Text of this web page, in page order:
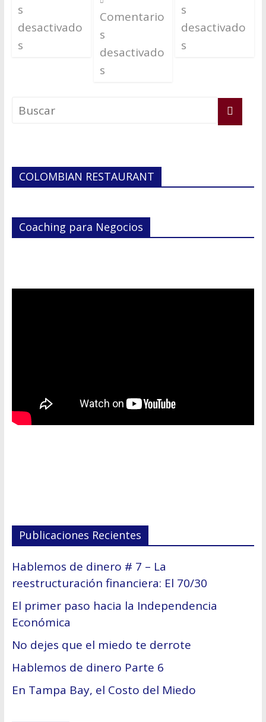
s
desactivado
s
Comentario
s
desactivado
s
s
desactivado
s
COLOMBIAN RESTAURANT
Coaching para Negocios
Publicaciones Recientes
Hablemos de dinero # 7 – La
reestructuración financiera: El 70/30
El primer paso hacia la Independencia
Económica
No dejes que el miedo te derrote
Hablemos de dinero Parte 6
En Tampa Bay, el Costo del Miedo